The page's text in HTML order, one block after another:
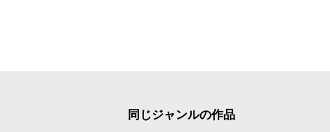
同じジャンルの作品